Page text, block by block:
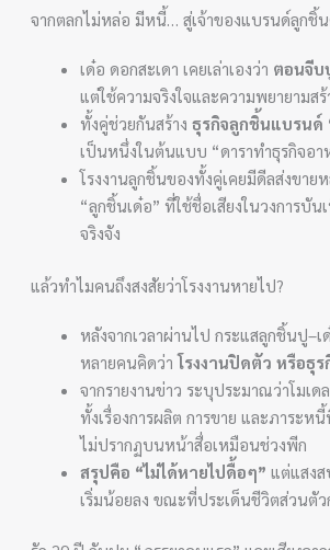
จากตลกไม่หล่อ มีหนี้… สู่เจ้าของแบรนด์ลูกชิ้
เด๋อ ดอกสะเดา เคยเล่าเองว่า ตอนจีบ
แต่ใช้ความจริงใจและความพยายามส
ทั้งคู่ช่วยกันสร้างธุรกิจลูกชิ้นแบรนด์
เป็นหนึ่งในต้นแบบ “ดาราทำธุรกิจอา
โรงงานลูกชิ้นของทั้งคู่เคยมีดีลส่งขาย
“ลูกชิ้นเด๋อ” ที่ใช้ชื่อเสียงในวงการบัน
จริงจัง
แล้วทำไมคนถึงสงสัยว่าโรงงานหายไป?
หลังจากเวลาผ่านไป กระแสลูกชิ้นปู–เ
หลายคนคิดว่าโรงงานปิดตัว หรือธุร
จากรายงานข่าว ระบุประมาณว่าโมเด
ทั้งเรื่องการผลิต การขาย และภาระห
ไม่ปรากฏบนหน้าสื่อเหมือนช่วงพีก
สรุปคือ “ไม่ได้หายไปดื้อๆ” แต่แสงส
เริ่มน้อยลง ขณะที่ประเด็นชีวิตส่วนตั